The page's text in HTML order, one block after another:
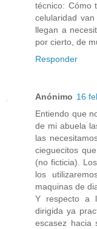
técnico: Cómo
celularidad
llegan a
por cierto, de
Responder
Anónimo 16
Entiendo que
de mi abuela
las
cieguecitos
(no ficticia).
los
maquinas de
Y respecto a
dirigida ya
escasez hacia